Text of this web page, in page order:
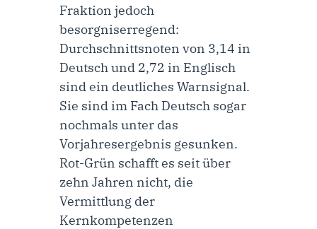
Fraktion jedoch
besorgniserregend:
Durchschnittsnoten von 3,14 in
Deutsch und 2,72 in Englisch
sind ein deutliches Warnsignal.
Sie sind im Fach Deutsch sogar
nochmals unter das
Vorjahresergebnis gesunken.
Rot-Grün schafft es seit über
zehn Jahren nicht, die
Vermittlung der
Kernkompetenzen